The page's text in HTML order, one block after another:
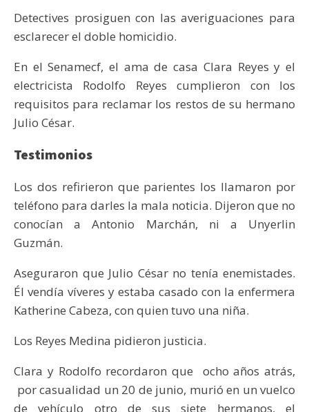
Detectives prosiguen con las averiguaciones para
esclarecer el doble homicidio.
En el Senamecf, el ama de casa Clara Reyes y el
electricista Rodolfo Reyes cumplieron con los
requisitos para reclamar los restos de su hermano
Julio César.
Testimonios
Los dos refirieron que parientes los llamaron por
teléfono para darles la mala noticia. Dijeron que no
conocían a Antonio Marchán, ni a Unyerlin
Guzmán.
Aseguraron que Julio César no tenía enemistades.
Él vendía víveres y estaba casado con la enfermera
Katherine Cabeza, con quien tuvo una niña.
Los Reyes Medina pidieron justicia.
Clara y Rodolfo recordaron que ocho años atrás,
por casualidad un 20 de junio, murió en un vuelco
de vehículo otro de sus siete hermanos, el